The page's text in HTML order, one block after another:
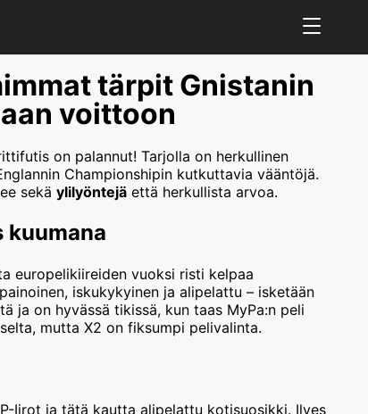
tärpit Gnistanin
voittoon
on palannut! Tarjolla on herkullinen
Championshipin kutkuttavia vääntöjä.
sekä ylilyöntejä että herkullista arvoa.
kuumana
europelikiireiden vuoksi risti kelpaa
iskukykyinen ja alipelattu – isketään
ja on hyvässä tikissä, kun taas MyPa:n peli
mutta X2 on fiksumpi pelivalinta.
Iirot ja tätä kautta alipelattu kotisuosikki. Ilves